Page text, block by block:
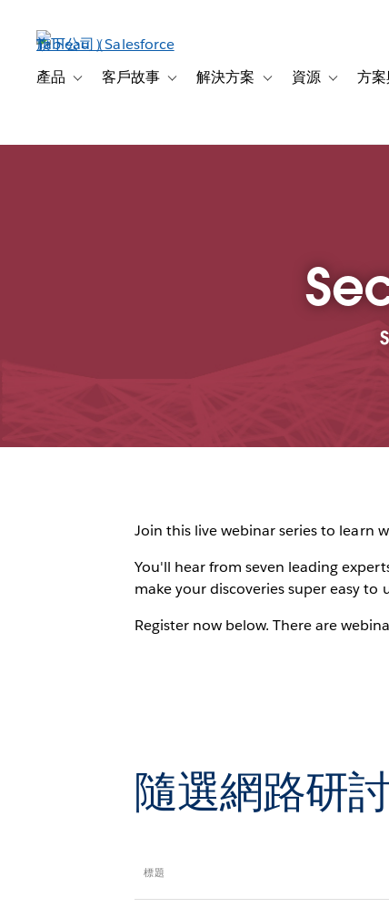
產品 Toggle sub-navigation for 產品
客戶故事 Toggle sub-navigation for 客戶故事
解決方案 Toggle sub-navigation
資源 Toggle
方
Join this live webinar series to learn
You'll hear from seven leading
make your discoveries super easy
Register now below. There are
隨選網路研
標題